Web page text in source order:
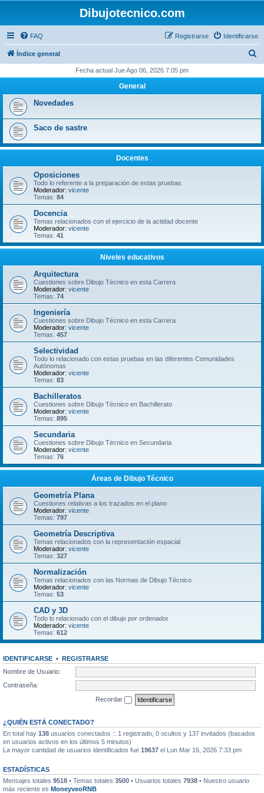
Dibujotecnico.com
FAQ Identificarse
Registrarse
Índice general
c
Fecha actual Jue Ago 06, 2026 7:05 pm
General
Novedades
Saco de sastre
Docentes
Oposiciones
Todo lo referente a la preparación de estas pruebas
Moderador: vicente
Temas: 84
Docencia
Temas relacionados con el ejercicio de la actidad docente
Moderador: vicente
Temas: 41
Niveles educativos
Arquitectura
Cuestiones sobre Dibujo Técnico en esta Carrera
Moderador: vicente
Temas: 74
Ingeniería
Cuestiones sobre Dibujo Técnico en esta Carrera
Moderador: vicente
Temas: 457
Selectividad
Todo lo relacionado con estas pruebas en las diferentes Comunidades
Autónomas
Moderador: vicente
Temas: 83
Bachilleratos
Cuestiones sobre Dibujo Técnico en Bachillerato
Moderador: vicente
Temas: 895
Secundaria
Cuestiones sobre Dibujo Técnico en Secundaria
Moderador: vicente
Temas: 76
Áreas de Dibujo Técnico
Geometría Plana
Cuestiones relativas a los trazados en el plano
Moderador: vicente
Temas: 797
Geometría Descriptiva
Temas relacionados con la representación espacial
Moderador: vicente
Temas: 327
Normalización
Temas relacionados con las Normas de Dibujo Técnico
Moderador: vicente
Temas: 53
CAD y 3D
Todo lo relacionado con el dibujo por ordenador
Moderador: vicente
Temas: 612
IDENTIFICARSE • REGISTRARSE
Nombre de Usuario:
Contraseña:
Recordar
¿QUIÉN ESTÁ CONECTADO?
En total hay 138 usuarios conectados :: 1 registrado, 0 ocultos y 137 invitados (basados
en usuarios activos en los últimos 5 minutos)
La mayor cantidad de usuarios identificados fue 19637 el Lun Mar 16, 2026 7:33 pm
ESTADÍSTICAS
Mensajes totales 9518 • Temas totales 3500 • Usuarios totales 7938 • Nuestro usuario
más reciente es MoneyveoRNB